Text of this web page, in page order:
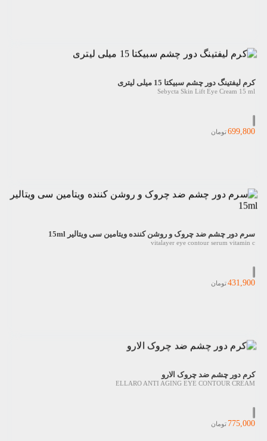
کرم لیفتینگ دور چشم سبیکتا 15 میلی لیتری
Sebycta Skin Lift Eye Cream 15 ml
699,800تومان
سرم دور چشم ضد چروک و روشن کننده ویتامین سی ویتالیر 15ml
vitalayer eye contour serum vitamin c
431,900تومان
کرم دور چشم ضد چروک الارو
ELLARO ANTI AGING EYE CONTOUR CREAM
775,000 تومان